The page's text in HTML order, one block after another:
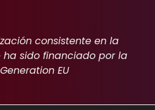
consistente en la
sido financiado por la
EU